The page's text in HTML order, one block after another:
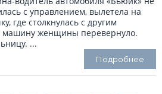
с управлением, вылетела на
где столкнулась с другим
машину женщины перевернуло.
...
Подробнее